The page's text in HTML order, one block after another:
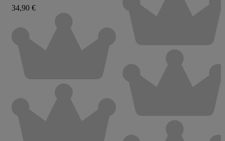
34,90 €